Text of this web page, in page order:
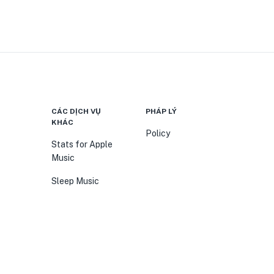
CÁC DỊCH VỤ
KHÁC
Stats for Apple
Music
Sleep Music
PHÁP LÝ
Policy